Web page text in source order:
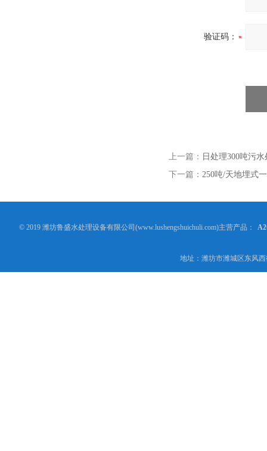
验证码：
上一篇： 日处理300吨污
下一篇： 250吨/天地埋式
© 2019 潍坊鲁盛水处理设备有限公司(www.lushengshuichuli.com)主营产品：
地址：潍坊市潍城区东风